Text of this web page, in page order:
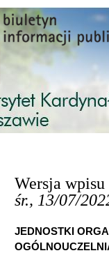
Przejdź do treści
Wersja wpisu
śr., 13/07/
JEDNOSTKI